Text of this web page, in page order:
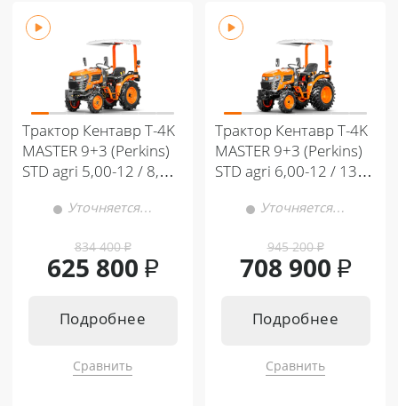
Трактор Кентавр Т-4K
MASTER 9+3 (Perkins)
STD agri 5,00-12 / 8,00-
Уточняется…
834 400₽
625 800 ₽
Подробнее
Сравнить
Трактор Кентавр Т-4K
MASTER 9+3 (Perkins)
STD agri 6,00-12 / 13,6-
Уточняется…
945 200₽
708 900 ₽
Подробнее
Сравнить